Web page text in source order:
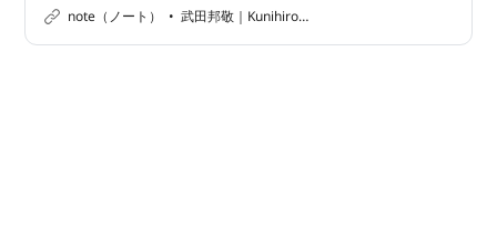
まい、コーヒーを飲みながらいろいろな記事
を読んでいました。 そうしたところ、こち
らの記事が目に飛び込んできました。AIソロ
note（ノート） 武田邦敬｜Kunihiro TAKEDA